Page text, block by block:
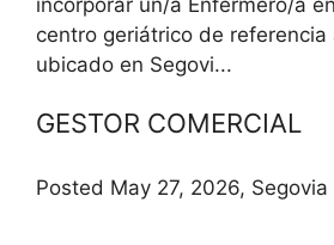
incorporar un/a Enfermero/a
centro geriátrico de referencia
ubicado en Segovi...
GESTOR COMERCIAL
Posted May 27, 2026, Segovia